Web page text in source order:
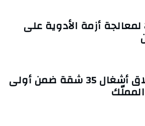
لمعالجة أزمة الأدوية على
صفاقس/ انطلاق أشغال 35 شقة ضمن أولى